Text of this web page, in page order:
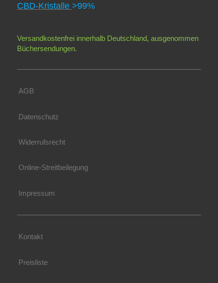
CBD-Kristalle >99%
Versandkostenfrei innerhalb Deutschland, ausgenommen
Büchersendungen.
AGB
Datenschutz
Widerrufsrecht
Online-Streitbeilegung
Impressum
Kontakt
Preisliste